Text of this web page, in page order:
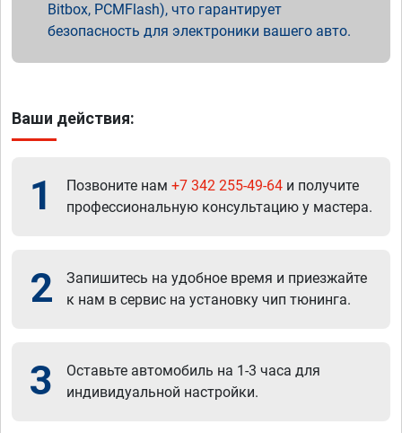
Bitbox, PCMFlash), что гарантирует
безопасность для электроники вашего авто.
Ваши действия:
1 Позвоните нам +7 342 255-49-64 и получите
профессиональную консультацию у мастера.
2
Запишитесь на удобное время и приезжайте
к нам в сервис на установку чип тюнинга.
3
Оставьте автомобиль на 1-3 часа для
индивидуальной настройки.